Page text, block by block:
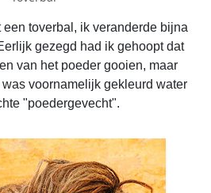
toverbal, ik veranderde bijna
gezegd had ik gehoopt dat
van het poeder gooien, maar
voornamelijk gekleurd water
"poedergevecht".